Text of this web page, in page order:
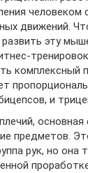
человеком
движений.
развить эту
комплексный
и
основная
предметов.
рук, но она